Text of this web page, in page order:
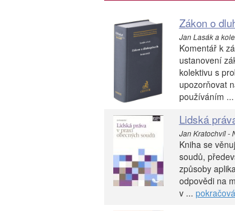
Zákon o
Jan Lasák a
Komentář k
ustanovení
kolektivu s
upozorňovat
používáním ...
Lidská
Jan Kratochvíl -
Kniha se
soudů,
způsoby
odpovědi na
v ...